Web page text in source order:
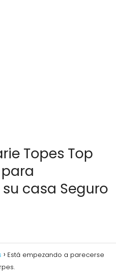
Topes Top
casa Seguro
Está empezando a parecerse